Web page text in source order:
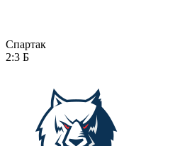
Спартак
2:3 Б